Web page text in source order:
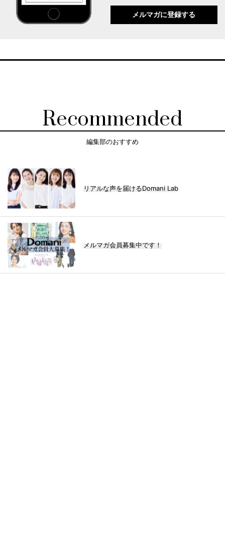
メルマガに登録する
Recommended
編集部のおすすめ
リアルな声を届けるDomani Lab
メルマガ会員募集中です！